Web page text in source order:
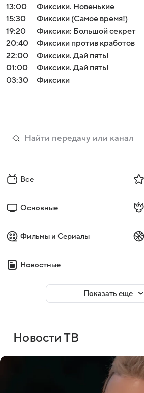
13:00
Фиксики. Новенькие
15:30
Фиксики (Самое время!)
19:20
Фиксики: Большой секрет
20:40
Фиксики против кработов
22:00
Фиксики. Дай пять!
01:00
Фиксики. Дай пять!
03:30
Фиксики
Все
Основные
Фильмы и Сериалы
Новостные
Показать еще
Новости ТВ